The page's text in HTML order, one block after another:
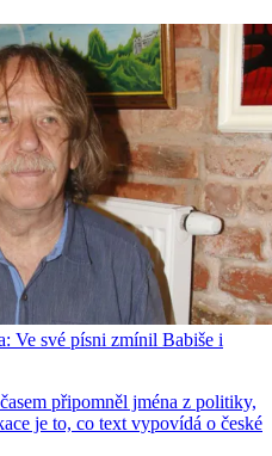
Ve své písni zmínil Babiše i
připomněl jména z politiky,
je to, co text vypovídá o české